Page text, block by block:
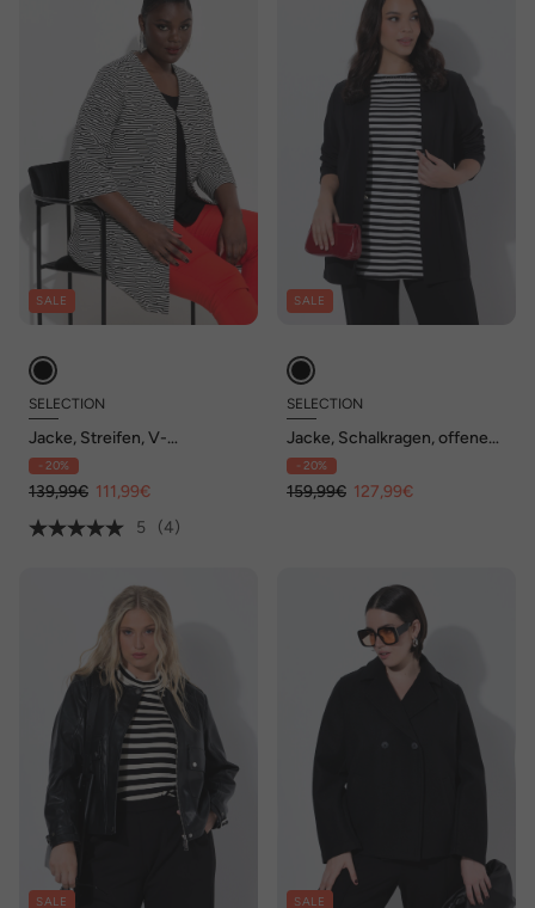
SALE
SELECTION
Jacke, Streifen, V-
Ausschnitt, 3/4-Arm,
Hakenverschluss
- 20%
139,99€ 111,99€
5
(4)
SALE
SELECTION
Jacke, Schalkragen, offene
Form, Langarm
- 20%
159,99€ 127,99€
SALE SALE